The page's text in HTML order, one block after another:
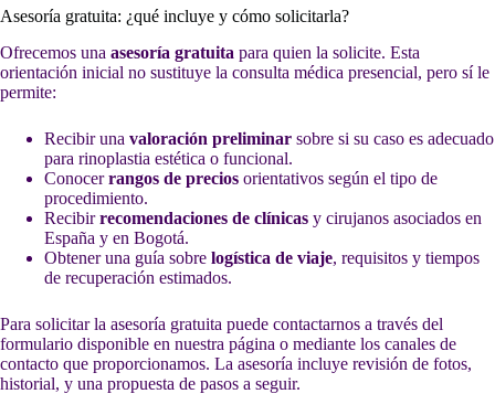
Asesoría gratuita: ¿qué incluye y cómo solicitarla?
Ofrecemos una asesoría gratuita para quien la solicite. Esta
orientación inicial no sustituye la consulta médica presencial, pero sí le
permite:
Recibir una valoración preliminar sobre si su caso es adecuado
para rinoplastia estética o funcional.
Conocerrangos de precios orientativos según el tipo de
procedimiento.
Recibirrecomendaciones de clínicas y cirujanos asociados en
España y en Bogotá.
Obtener una guía sobre logística de viaje, requisitos y tiempos
de recuperación estimados.
Para solicitar la asesoría gratuita puede contactarnos a través del
formulario disponible en nuestra página o mediante los canales de
contacto que proporcionamos. La asesoría incluye revisión de fotos,
historial, y una propuesta de pasos a seguir.